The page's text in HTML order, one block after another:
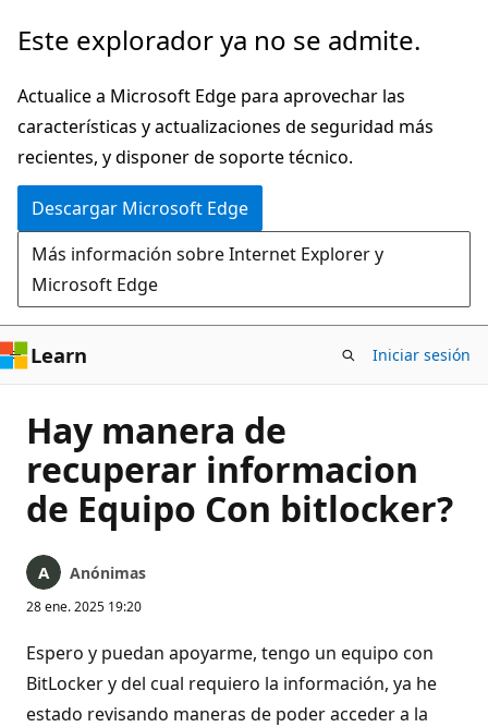
Ir
contenido
principal
Este explorador ya no se admite.
Actualice a Microsoft Edge para aprovechar las
características y actualizaciones de seguridad más
recientes, y disponer de soporte técnico.
Descargar Microsoft Edge
Más información sobre Internet Explorer y
Microsoft Edge
Learn Iniciar sesión
Hay manera de
recuperar informacion
de Equipo Con bitlocker?
Anónimas
28 ene. 2025 19:20
Espero y puedan apoyarme, tengo un equipo con
BitLocker y del cual requiero la información, ya he
estado revisando maneras de poder acceder a la